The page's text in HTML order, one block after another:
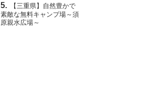
【三重県】自然豊かで
素敵な無料キャンプ場～須
原親水広場～